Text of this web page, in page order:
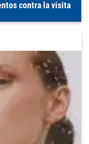
contra la visita